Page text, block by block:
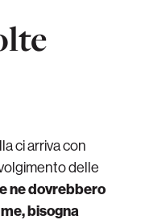
ci arriva con
delle
ne dovrebbero
bisogna